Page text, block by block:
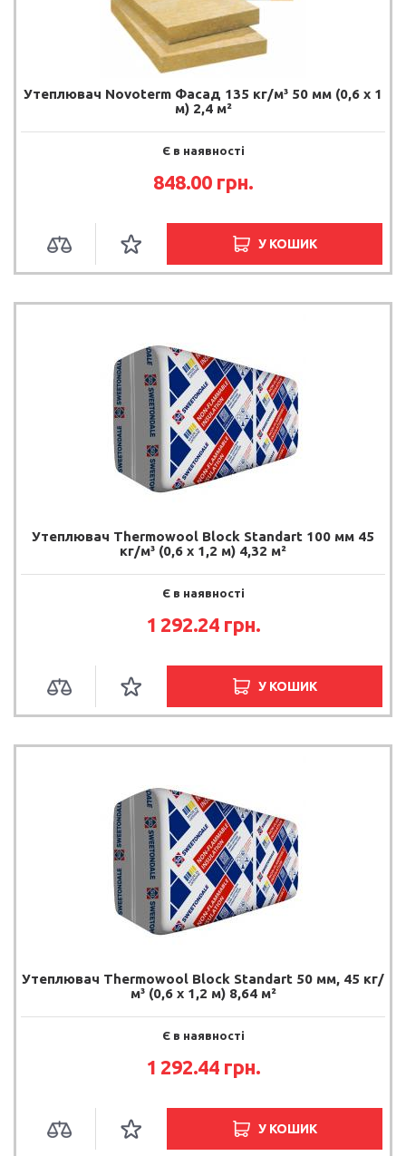
Утеплювач Novoterm Фасад 135 кг/м³ 50 мм (0,6 х 1
м) 2,4 м²
Є в наявності
848.00 грн.
У КОШИК
Утеплювач Thermowool Block Standart 100 мм 45
кг/м³ (0,6 х 1,2 м) 4,32 м²
Є в наявності
1 292.24 грн.
У КОШИК
Утеплювач Thermowool Block Standart 50 мм, 45 кг/
м³ (0,6 х 1,2 м) 8,64 м²
Є в наявності
1 292.44 грн.
У КОШИК